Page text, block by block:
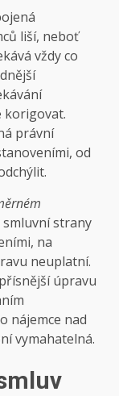
liší, neboť
vždy co
korigovat.
právní
od
smluvní strany
na
neuplatní.
úpravu
nájemce nad
vymahatelná.